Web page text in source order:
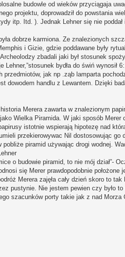
budowle od wieków przyciągaja
projektu, doprowadził do powstania
itp. Itd. ). Jednak Lehner się nie
dobrze karmiona. Ze znalezionych
i Gizie, gdzie poddawane były
zbadali jaki był stosunek
bydła do świń wynosił
jak np .ząb lamparta
dowodem handlu z Lewantem. Dzięki
Merera zawarta w znalezionym
Wielka Piramida. W jaki sposób Merer
istotnie wspierają hipotezę nad
przekierowywac Nil dostosowując go
piramid używając drogi wodnej.
o budowie piramid, to nie mój dział”-
się Merer prawdopodobnie położone
Merera zajęła cały dzień skoro to
pustynie. Nie jestem pewien czy było
szacunków porty takie jak z nad Morza